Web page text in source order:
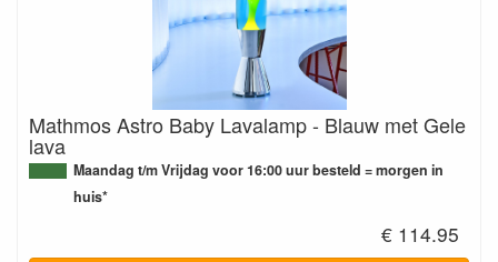
Mathmos Astro Baby Lavalamp - Blauw met Gele
lava
Maandag t/m Vrijdag voor 16:00 uur besteld = morgen in
huis*
€ 114.95